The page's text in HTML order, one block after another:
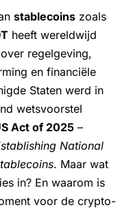
stablecoins zoals
heeft wereldwijd
regelgeving,
en financiële
Staten werd in
wetsvoorstel
Act of 2025 –
National
. Maar wat
in? En waarom is
voor de crypto-